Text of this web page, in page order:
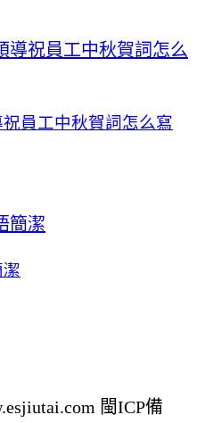
員工中秋賀詞怎么寫
閩ICP備